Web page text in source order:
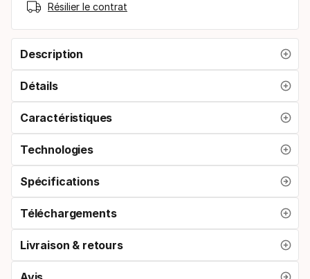
Résilier le contrat
Description
Détails
Caractéristiques
Technologies
Spécifications
Téléchargements
Livraison & retours